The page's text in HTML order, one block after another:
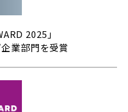
2025」
業部門を受賞